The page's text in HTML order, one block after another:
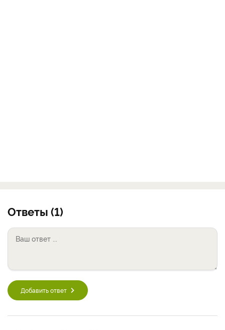
Ответы (1)
Добавить ответ